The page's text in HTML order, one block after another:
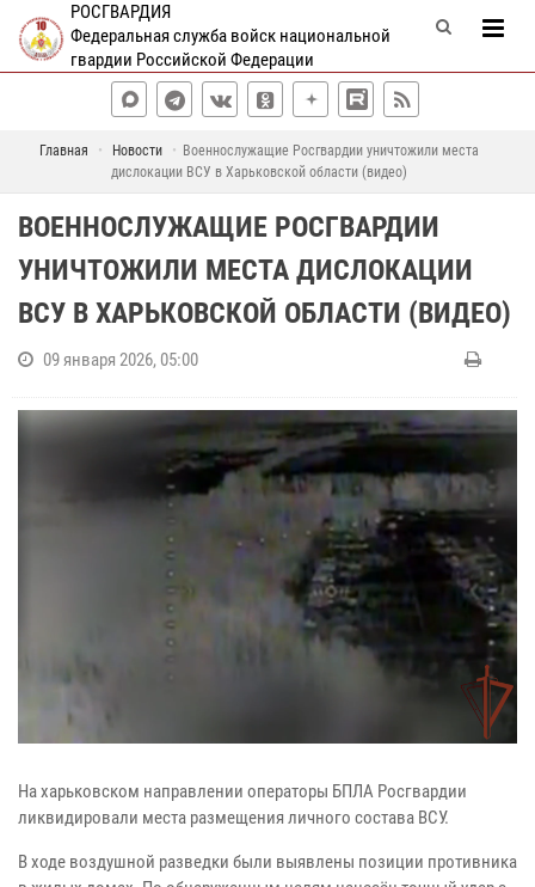
РОСГВАРДИЯ
Федеральная служба войск национальной
гвардии Российской Федерации
Главная Новости
Военнослужащие Росгвардии уничтожили места
дислокации ВСУ в Харьковской области (видео)
ВОЕННОСЛУЖАЩИЕ РОСГВАРДИИ
УНИЧТОЖИЛИ МЕСТА ДИСЛОКАЦИИ
ВСУ В ХАРЬКОВСКОЙ ОБЛАСТИ (ВИДЕО)
09 января 2026, 05:00
На харьковском направлении операторы БПЛА Росгвардии
ликвидировали места размещения личного состава ВСУ.
В ходе воздушной разведки были выявлены позиции противника